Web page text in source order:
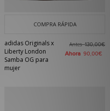
COMPRA RÁPIDA
adidas Originals x
Liberty London
Samba OG para
mujer
Antes130,00€
Ahora 90,00€